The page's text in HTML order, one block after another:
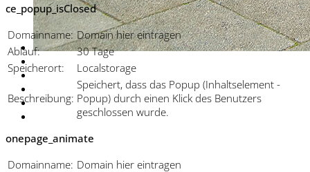
ce_popup_isClosed
Domainname: Domain hier eintragen
Ablauf:
30 Tage
Speicherort:
Localstorage
Beschreibung:
Speichert, dass das Popup (Inhaltselement -
Popup) durch einen Klick des Benutzers
geschlossen wurde.
onepage_animate
Domainname: Domain hier eintragen